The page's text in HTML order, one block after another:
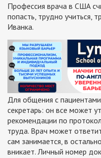
Профессия врача в США
попасть, трудно учиться,
Иванка.
Для общения с
секретарь: он все может
рекомендации по
труда. Врач может
сам занимается, в
вникает. Личный номер